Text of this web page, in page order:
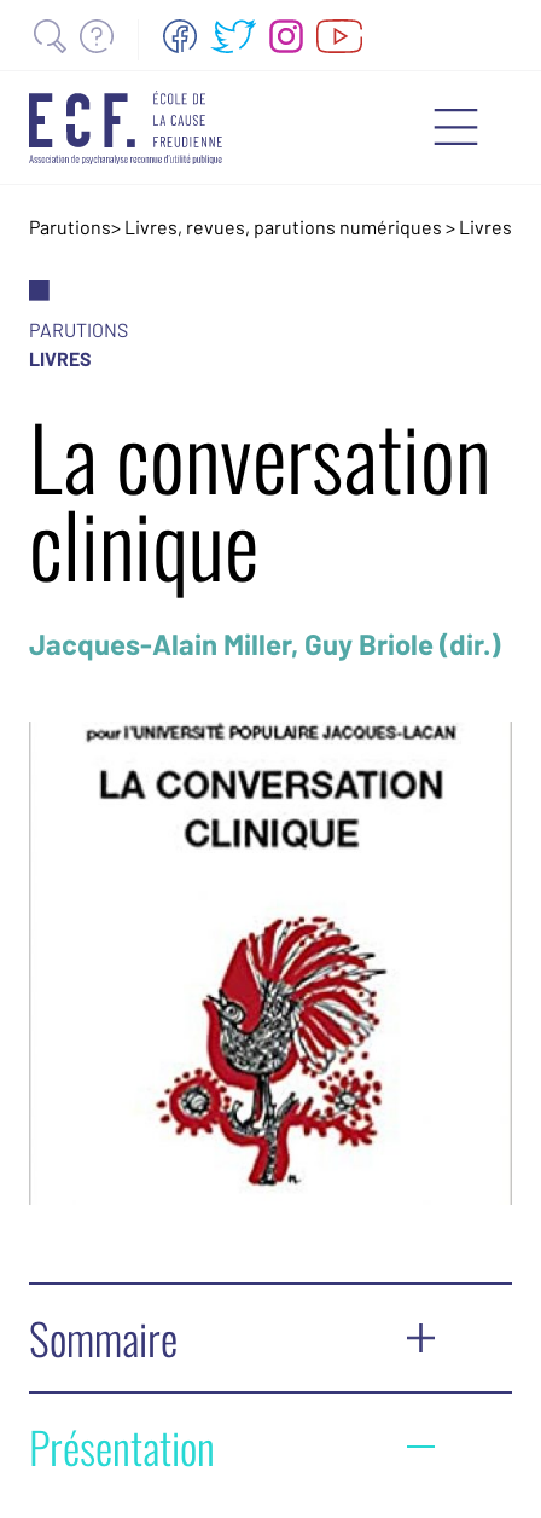
Parutions> Livres, revues, parutions numériques > Livres
PARUTIONS
LIVRES
La conversation
clinique
Jacques-Alain Miller, Guy Briole (dir.)
Sommaire
Conversations sur le
Clinique de la conversation –
Présentation